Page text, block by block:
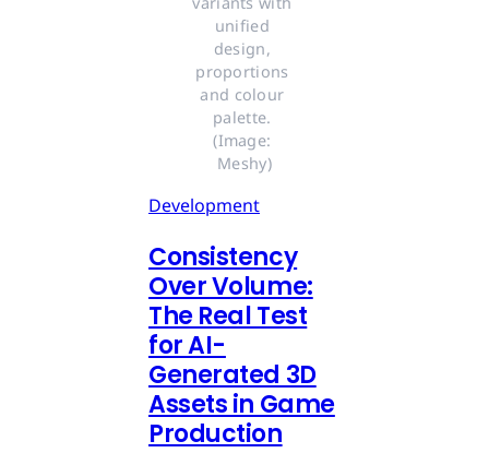
unified
design,
proportions
and colour
palette.
(Image:
Meshy)
Development
Consistency
Over Volume:
The Real Test
for AI-
Generated 3D
Assets in Game
Production